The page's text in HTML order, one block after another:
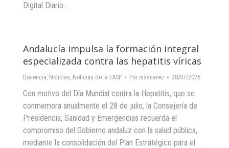
Digital Diario…
Andalucía impulsa la formación integral
especializada contra las hepatitis víricas
Docencia, Noticias, Noticias de la EASP Por mssuarez 28/07/2026
Con motivo del Día Mundial contra la Hepatitis, que se
conmemora anualmente el 28 de julio, la Consejería de
Presidencia, Sanidad y Emergencias recuerda el
compromiso del Gobierno andaluz con la salud pública,
mediante la consolidación del Plan Estratégico para el